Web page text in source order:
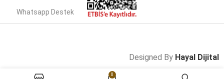
Whatsapp Destek
Designed By Hayal Dijital
0